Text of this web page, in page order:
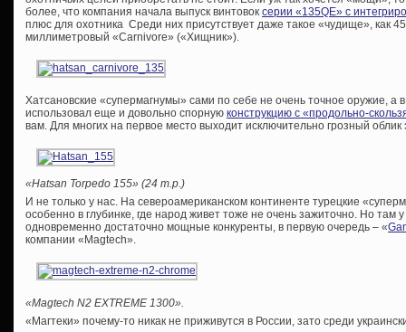
более, что компания начала выпуск винтовок серии «135QE» с
плюс для охотника Среди них присутствует даже такое «чудище», как
миллиметровый «Carnivore» («Хищник»).
Хатсановские «супермагнумы» сами по себе не очень точное оружие, а
использовал еще и довольно спорную конструкцию с «продольно-
вам. Для многих на первое место выходит исключительно грозный облик
«Hatsan Torpedo 155» (24 т.р.)
И не только у нас. На североамериканском континенте турецкие
особенно в глубинке, где народ живет тоже не очень зажиточно. Но там
одновременно достаточно мощные конкуренты, в первую очередь – «
компании «Magtech».
«Magtech N2 EXTREME 1300».
«Магтеки» почему-то никак не приживутся в России, зато среди